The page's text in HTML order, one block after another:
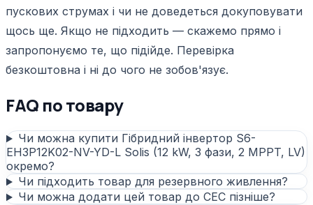
пускових струмах і чи не доведеться докуповувати
щось ще. Якщо не підходить — скажемо прямо і
запропонуємо те, що підійде. Перевірка
безкоштовна і ні до чого не зобов'язує.
FAQ по товару
Чи можна купити Гібридний інвертор S6-
ЕН3P12K02-NV-YD-L Solis (12 kW, 3 фази, 2 MPPT, LV)
окремо?
Чи підходить товар для резервного живлення?
Чи можна додати цей товар до СЕС пізніше?